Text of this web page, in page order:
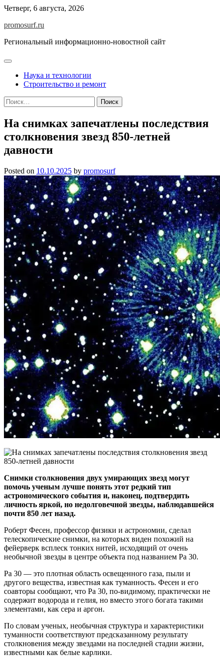
Skip
content
Четверг, 6 августа, 2026
promosurf.ru
Региональный информационно-новостной сайт
Наука и технологии
Строительство и ремонт
Найти:
На снимках запечатлены последствия
столкновения звезд 850-летней
давности
Posted on 10.10.2025 by promosurf
Снимки столкновения двух умирающих звезд могут
помочь ученым лучше понять этот редкий тип
астрономического события и, наконец, подтвердить
личность яркой, но недолговечной звезды, наблюдавшейся
почти 850 лет назад.
Роберт Фесен, профессор физики и астрономии, сделал
телескопические снимки, на которых виден похожий на
фейерверк всплеск тонких нитей, исходящий от очень
необычной звезды в центре объекта под названием Pa 30.
Pa 30 — это плотная область освещенного газа, пыли и
другого вещества, известная как туманность. Фесен и его
соавторы сообщают, что Pa 30, по-видимому, практически не
содержит водорода и гелия, но вместо этого богата такими
элементами, как сера и аргон.
По словам ученых, необычная структура и характеристики
туманности соответствуют предсказанному результату
столкновения между звездами на последней стадии жизни,
известными как белые карлики.